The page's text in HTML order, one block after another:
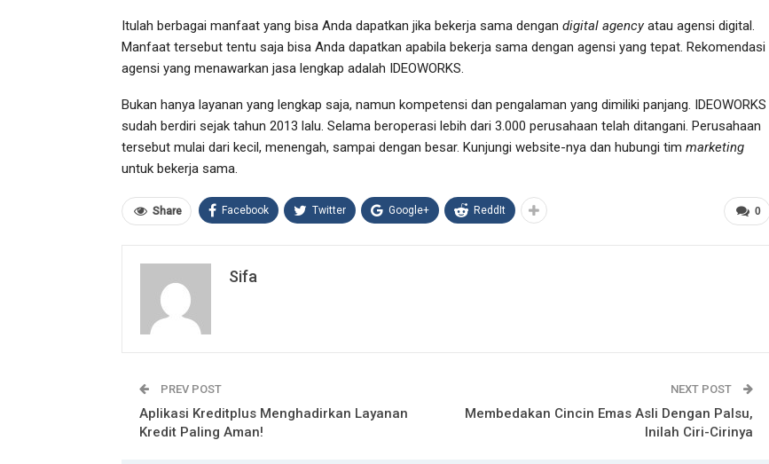
Itulah berbagai manfaat yang bisa Anda dapatkan jika bekerja sama dengan digital agencyatau agensi digital.
Manfaat tersebut tentu saja bisa Anda dapatkan apabila bekerja sama dengan agensi yang tepat. Rekomendasi
agensi yang menawarkan jasa lengkap adalah IDEOWORKS.
Bukan hanya layanan yang lengkap saja, namun kompetensi dan pengalaman yang dimiliki panjang. IDEOWORKS
sudah berdiri sejak tahun 2013 lalu. Selama beroperasi lebih dari 3.000 perusahaan telah ditangani. Perusahaan
tersebut mulai dari kecil, menengah, sampai dengan besar. Kunjungi website-nya dan hubungi tim marketing
untuk bekerja sama.
0
Share Facebook Twitter Google+ ReddIt
Sifa
PREV POST
Aplikasi Kreditplus Menghadirkan Layanan
Kredit Paling Aman!
NEXT POST
Membedakan Cincin Emas Asli Dengan Palsu,
Inilah Ciri-Cirinya